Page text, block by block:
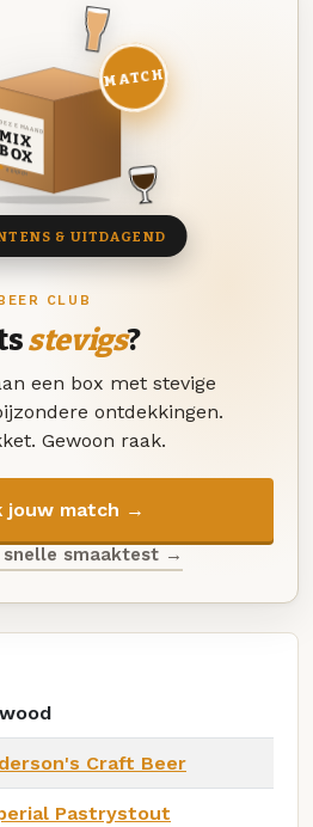
CLUB
stevigs?
een box met stevige
ontdekkingen.
Gewoon raak.
jouw match →
snelle smaaktest →
DEZE MAAND
MIX
BOX
8 BIEREN
MATCH
& UITDAGEND
Craft Beer
Pastrystout